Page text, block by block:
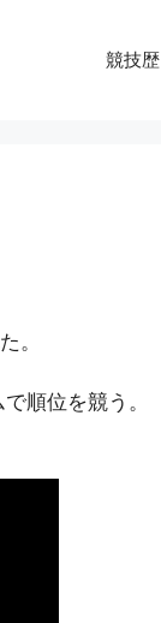
競技歴
。
順位を競う。